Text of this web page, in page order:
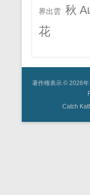
界出雲 秋
花
著作権表示 © 2026年
Catch